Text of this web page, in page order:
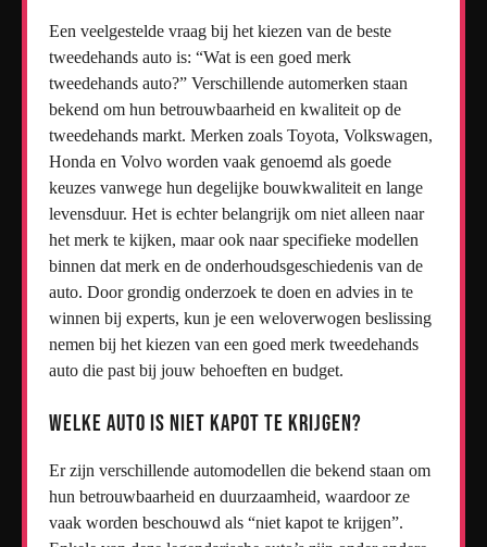
Een veelgestelde vraag bij het kiezen van de beste
tweedehands auto is: “Wat is een goed merk
tweedehands auto?” Verschillende automerken staan
bekend om hun betrouwbaarheid en kwaliteit op de
tweedehands markt. Merken zoals Toyota, Volkswagen,
Honda en Volvo worden vaak genoemd als goede
keuzes vanwege hun degelijke bouwkwaliteit en lange
levensduur. Het is echter belangrijk om niet alleen naar
het merk te kijken, maar ook naar specifieke modellen
binnen dat merk en de onderhoudsgeschiedenis van de
auto. Door grondig onderzoek te doen en advies in te
winnen bij experts, kun je een weloverwogen beslissing
nemen bij het kiezen van een goed merk tweedehands
auto die past bij jouw behoeften en budget.
Welke auto is niet kapot te krijgen?
Er zijn verschillende automodellen die bekend staan om
hun betrouwbaarheid en duurzaamheid, waardoor ze
vaak worden beschouwd als “niet kapot te krijgen”.